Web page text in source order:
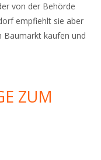
von der Behörde
empfiehlt sie aber
Baumarkt kaufen und
ZUM